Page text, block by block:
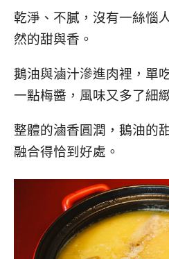
乾淨、不膩，沒有一絲惱
然的甜與香。
鵝油與滷汁滲進肉裡，單
一點梅醬，風味又多了細
整體的滷香圓潤，鵝油的
融合得恰到好處。